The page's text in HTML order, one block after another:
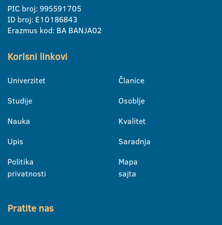
PIC broj: 995591705
ID broj: E10186843
Erazmus kod: BA BANJA02
Korisni linkovi
Univerzitet
Studije
Nauka
Upis
Politika
privatnosti
Članice
Osoblje
Kvalitet
Saradnja
Mapa
sajta
Pratite nas